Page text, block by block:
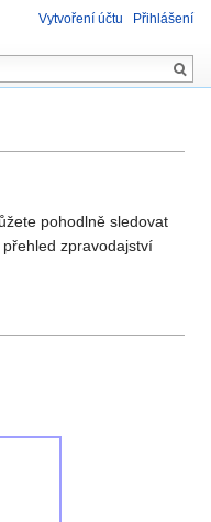
pohodlně sledovat
zpravodajství
Vytvoření účtu Přihlášení